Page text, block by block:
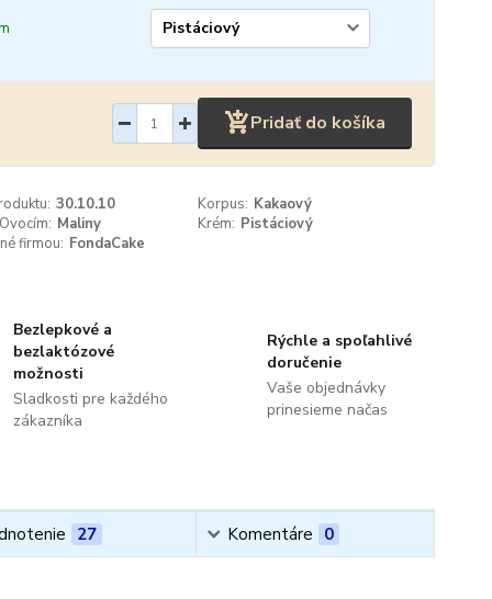
Pridať do košíka
30.10.10 Korpus: Kakaový
Maliny Krém: Pistáciový
firmou: FondaCake
Bezlepkové a
bezlaktózové
možnosti
Sladkosti pre každého
zákazníka
Rýchle a spoľahlivé
doručenie
Vaše objednávky
prinesieme načas
27 Komentáre 0